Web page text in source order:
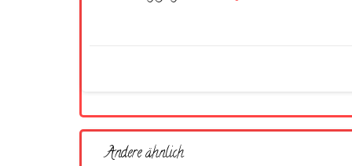
Andere ähnlich